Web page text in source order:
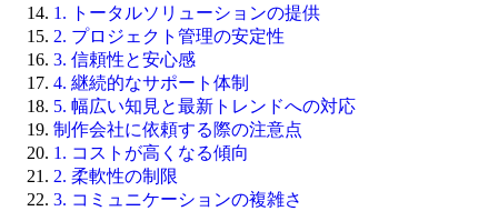
1. トータルソリューションの提供
2. プロジェクト管理の安定性
3. 信頼性と安心感
4. 継続的なサポート体制
5. 幅広い知見と最新トレンドへの対応
制作会社に依頼する際の注意点
1. コストが高くなる傾向
2. 柔軟性の制限
3. コミュニケーションの複雑さ